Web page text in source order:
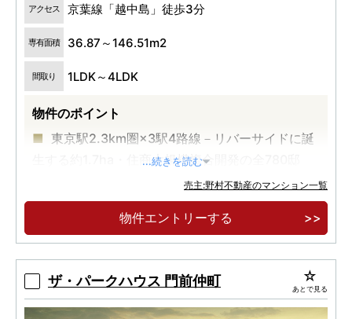
アクセス 京葉線「越中島」徒歩3分
専有面積 36.87～146.51m2
間取り 1LDK～4LDK
物件のポイント
東京駅2.3km圏×3駅4路線－リバーサイドに誕
生する約1.7ha・住商大規模複合開発の全780邸
京葉線「越中島」駅徒歩3分、東西線・都営大
江戸線「門前仲町」駅徒歩7分、有楽町線「月島」
「大手町」直通6分ー3駅4路線利用可能な都心アク
セス性
...続きを読む
売主:野村不動産のマンション一覧
物件エントリーする
ザ・パークハウス 門前仲町 あとで見る